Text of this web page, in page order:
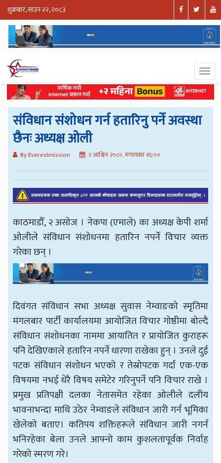
शुक्रबार, साउन २२, २०८३
संविधान संशोधन गर्न हतारिनु पर्ने अवस्था
छैनः अध्यक्ष ओली
By Everestmission २ आश्विन २०८०, मंगलवार १६:००
काठमाडौँ, २ असोज । नेकपा (एमाले) का अध्यक्ष केपी शर्मा
ओलीले संविधान संशोधनमा हतारिन नपर्ने विचार व्यक्त
गरेका छन् ।
दिवंगत संविधान सभा अध्यक्ष सुवास नेम्वाङको स्मृतिमा
मंगलबार पार्टी कार्यालयमा आयोजित विचार गोष्ठीमा बोल्दै
संविधान संशोधनका नाममा आयातित र प्रायोजित कुराहरू
पनि देखिएकाले हतारिन नपर्ने धारणा राखेका हुन् । उनले दुई
पटक संविधान संशोधन भएको र तेस्रोपटक गर्दा एक-एक
विषयमा नभई धेरै विषय समेटेर गरिनुपर्ने पनि विचार राखे ।
प्रमुख प्रतिपक्षी दलका नेतासमेत रहेका ओलीले दलीय
भावनाभन्दा माथि उठेर नेम्वाङले संविधान जारी गर्न भूमिका
खेलेको बताए। कतिपय शक्तिहरूले संविधान जारी नगर्न
भनिरहेका बेला उनले आफ्नो काम कुशलतापूर्वक निर्वाह
गरेको स्मरण गरे।